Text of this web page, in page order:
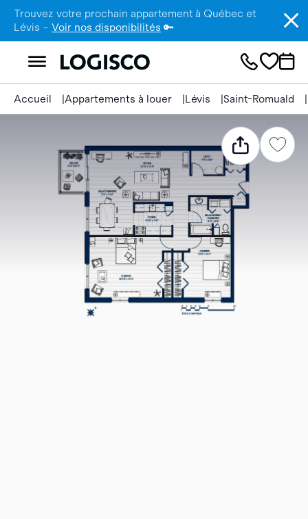
Trouvez votre prochain appartement à Québec et
Lévis – Voir nos disponibilités 🔑
Accueil Appartements à louer Lévis Saint-Romuald